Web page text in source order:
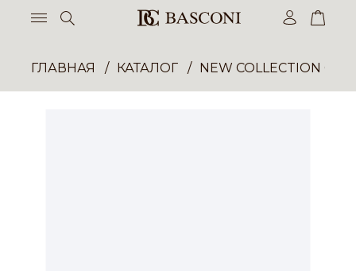
ГЛАВНАЯ КАТАЛОГ NEW COLLECTION